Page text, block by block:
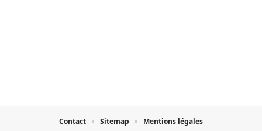
Contact Sitemap Mentions légales